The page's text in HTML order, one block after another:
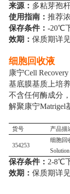
来源： 多粘芽孢
使用指南： 推荐
保存条件：-20℃
效期： 保质期详
细胞回收液
康宁Cell
基底膜基质上培
不含任何酶成分
解聚康宁Matrigel
货号 产品描
354253
细胞回
Solution
保存条件： 2-8℃
效期： 保质期详